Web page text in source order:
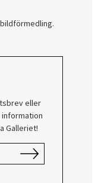
.
eller
Galleriet!